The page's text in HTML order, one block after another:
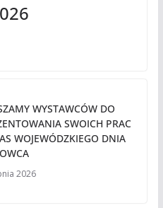
WYSTAWCÓW DO
SWOICH PRAC
WOJEWÓDZKIEGO DNIA
2026